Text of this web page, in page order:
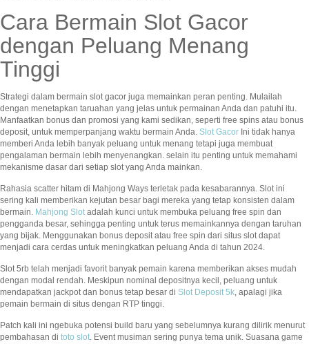
Cara Bermain Slot Gacor
dengan Peluang Menang
Tinggi
Strategi dalam bermain slot gacor juga memainkan peran penting. Mulailah
dengan menetapkan taruahan yang jelas untuk permainan Anda dan patuhi itu.
Manfaatkan bonus dan promosi yang kami sedikan, seperti free spins atau bonus
deposit, untuk memperpanjang waktu bermain Anda. Slot Gacor Ini tidak hanya
memberi Anda lebih banyak peluang untuk menang tetapi juga membuat
pengalaman bermain lebih menyenangkan. selain itu penting untuk memahami
mekanisme dasar dari setiap slot yang Anda mainkan.
Rahasia scatter hitam di Mahjong Ways terletak pada kesabarannya. Slot ini
sering kali memberikan kejutan besar bagi mereka yang tetap konsisten dalam
bermain. Mahjong Slotadalah kunci untuk membuka peluang free spin dan
pengganda besar, sehingga penting untuk terus memainkannya dengan taruhan
yang bijak. Menggunakan bonus deposit atau free spin dari situs slot dapat
menjadi cara cerdas untuk meningkatkan peluang Anda di tahun 2024.
Slot 5rb telah menjadi favorit banyak pemain karena memberikan akses mudah
dengan modal rendah. Meskipun nominal depositnya kecil, peluang untuk
mendapatkan jackpot dan bonus tetap besar di Slot Deposit 5k, apalagi jika
pemain bermain di situs dengan RTP tinggi.
Patch kali ini ngebuka potensi build baru yang sebelumnya kurang dilirik menurut
pembahasan di toto slot. Event musiman sering punya tema unik. Suasana game